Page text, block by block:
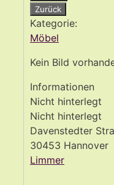
Zurück
Kategorie:
Möbel
Kein Bild
Informationen
Nicht hinterlegt
Nicht hinterlegt
Davenstedter
30453 Hannover
Limmer